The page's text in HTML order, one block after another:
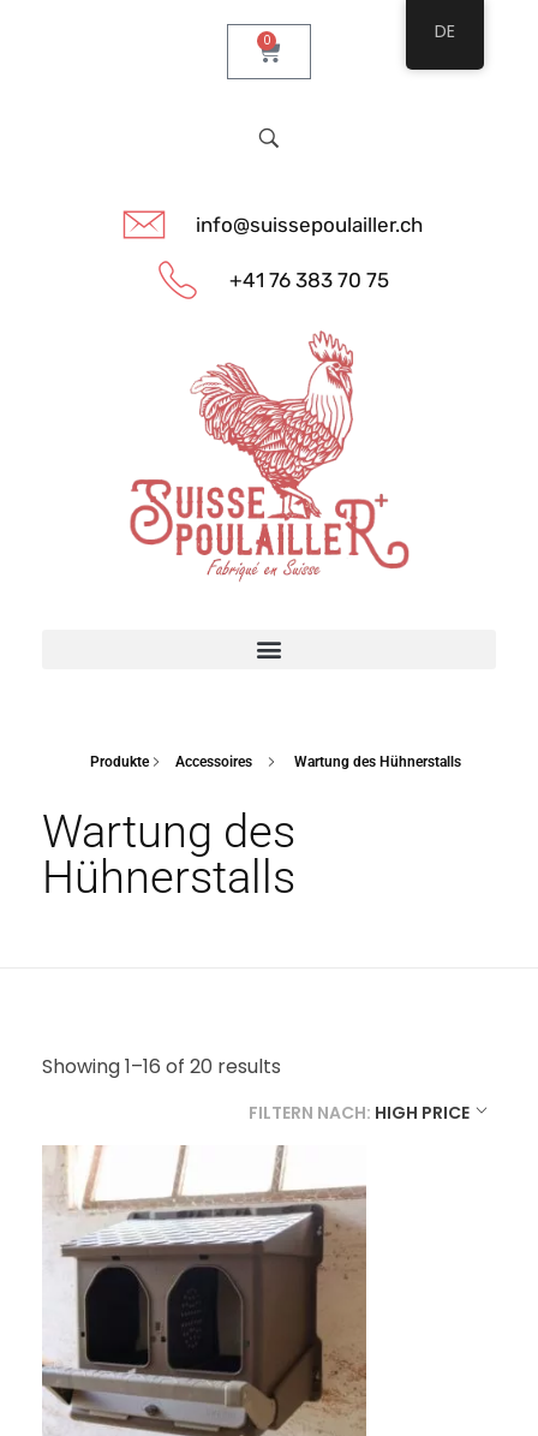
0
info@suissepoulailler.ch
+41 76 383 70 75
Produkte Accessoires Wartung des Hühnerstalls
Wartung des
Hühnerstalls
Showing 1–16 of 20 results
FILTERN NACH: HIGH PRICE
DE